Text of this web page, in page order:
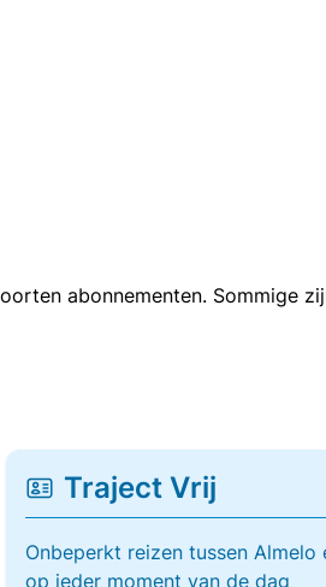
abonnementen. Sommige
Traject Vrij
Onbeperkt reizen tussen Almelo
op ieder moment van de dag